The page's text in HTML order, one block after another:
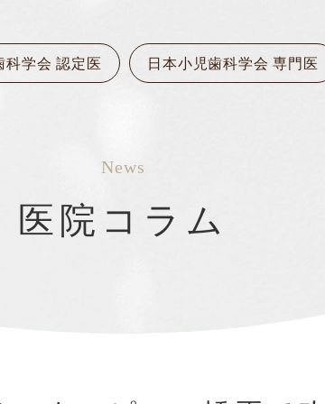
科学会 認定医 日本小児歯科学会 専門医
News
医院コラム